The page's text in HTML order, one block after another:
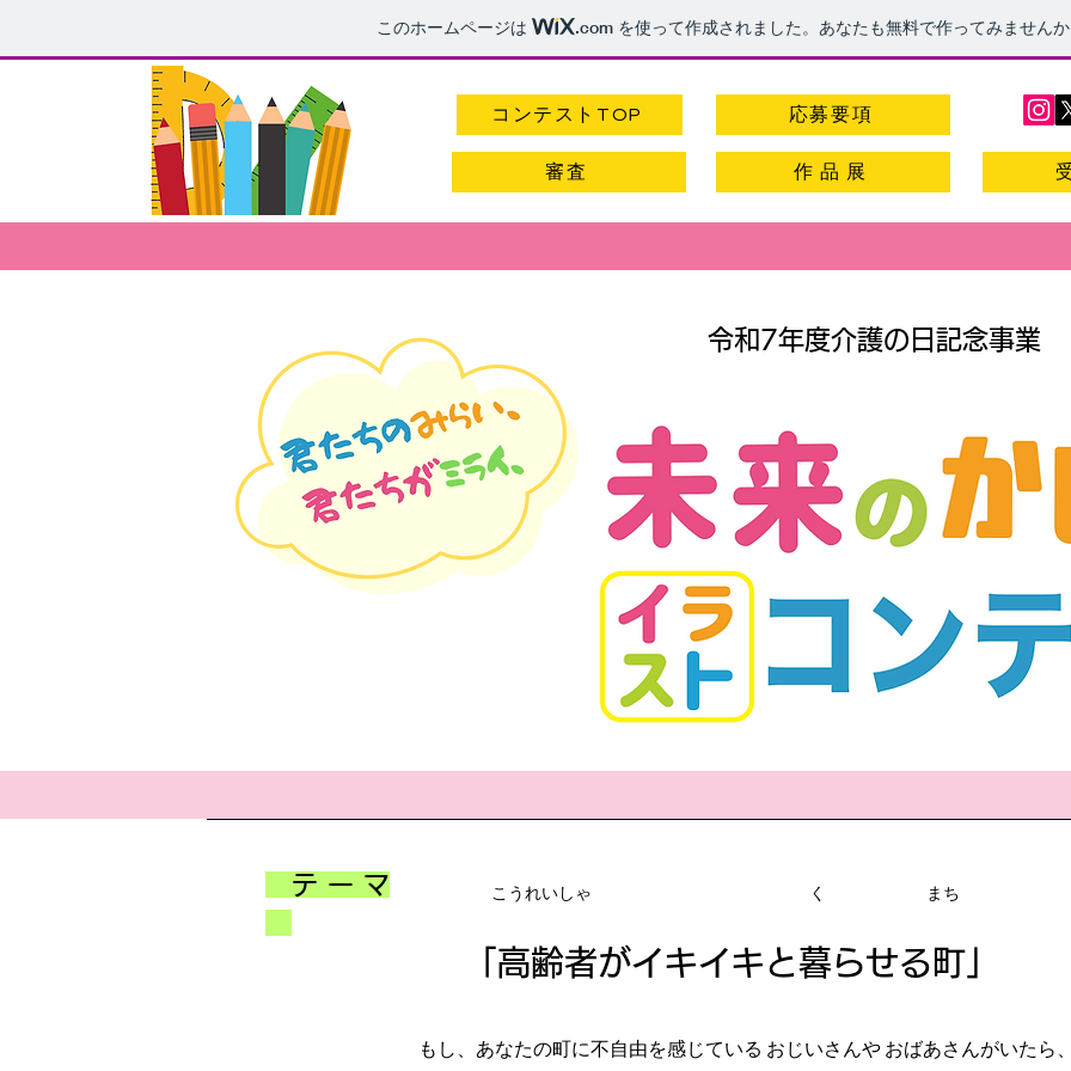
このホームページは .com を使って作成されました。あなたも無料で作ってみません
コンテストTOP
審査
応募要項
作 品 展
令和7年度介護の日記念事業
テ ー マ​
「高齢者がイキイキと暮らせる町」
こうれいしゃ く まち
もし、あなたの町に不自由を感じている おじいさんや おばあさんがいたら